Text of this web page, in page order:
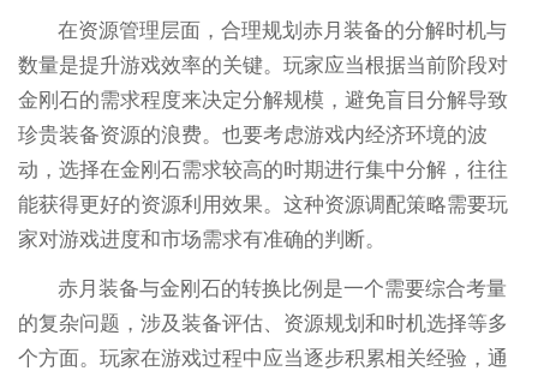
在资源管理层面，合理规划赤月装备的分解时机与
数量是提升游戏效率的关键。玩家应当根据当前阶段对
金刚石的需求程度来决定分解规模，避免盲目分解导致
珍贵装备资源的浪费。也要考虑游戏内经济环境的波
动，选择在金刚石需求较高的时期进行集中分解，往往
能获得更好的资源利用效果。这种资源调配策略需要玩
家对游戏进度和市场需求有准确的判断。
赤月装备与金刚石的转换比例是一个需要综合考量
的复杂问题，涉及装备评估、资源规划和时机选择等多
个方面。玩家在游戏过程中应当逐步积累相关经验，通